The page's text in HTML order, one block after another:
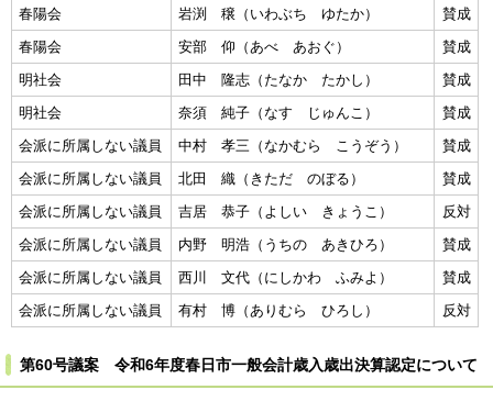
春陽会
岩渕 穣（いわぶち ゆたか）
賛成
春陽会
安部 仰（あべ あおぐ）
賛成
明社会
田中 隆志（たなか たかし）
賛成
明社会
奈須 純子（なす じゅんこ）
賛成
会派に所属しない議員
中村 孝三（なかむら こうぞう）
賛成
会派に所属しない議員
北田 織（きただ のぼる）
賛成
会派に所属しない議員
吉居 恭子（よしい きょうこ）
反対
会派に所属しない議員
内野 明浩（うちの あきひろ）
賛成
会派に所属しない議員
西川 文代（にしかわ ふみよ）
賛成
会派に所属しない議員
有村 博（ありむら ひろし） 反対
第60号議案 令和6年度春日市一般会計歳入歳出決算認定について